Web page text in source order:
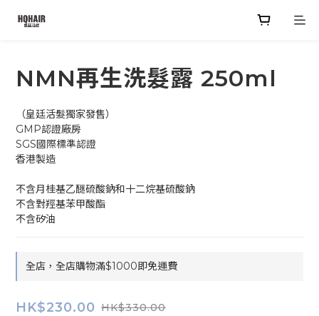
NMN再生洗髮露 250ml
（皇廷活髮獨家發售）
GMP認證廠房
SGS國際標準認證
香港製造
不含月桂基乙醚硫酸鈉和十二烷基硫酸鈉
不含對羥基苯甲酸酯
不含矽油
全店，全店購物滿$1000即免運費
HK$230.00 HK$330.00